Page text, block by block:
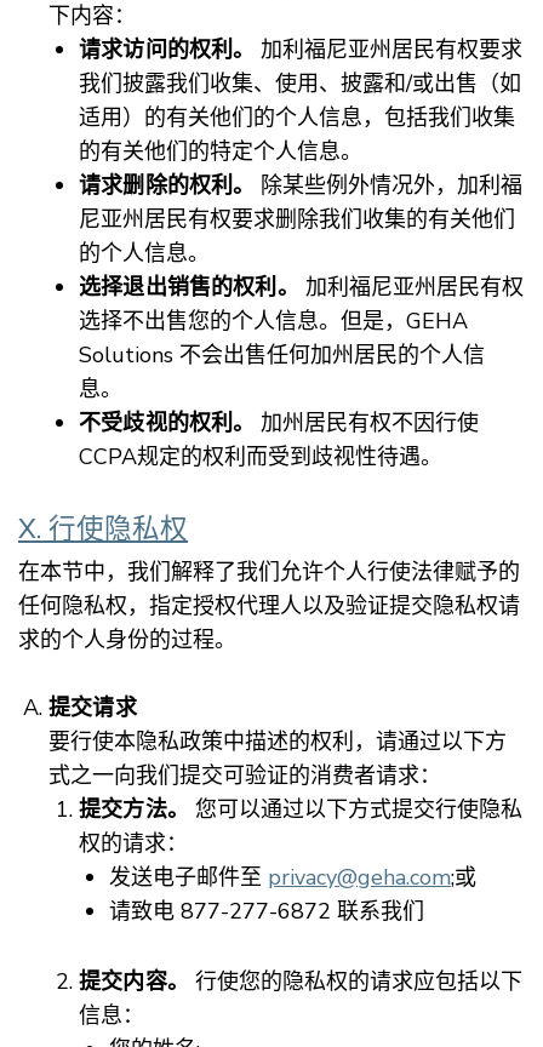
下内容：
请求访问的权利。
加利福尼亚州居民有权要求
我们披露我们收集、使用、披露和/或出售（如
适用）的有关他们的个人信息，包括我们收集
的有关他们的特定个人信息。
请求删除的权利。
除某些例外情况外，加利福
尼亚州居民有权要求删除我们收集的有关他们
的个人信息。
选择退出销售的权利。
加利福尼亚州居民有权
选择不出售您的个人信息。但是，GEHA
Solutions 不会出售任何加州居民的个人信
息。
不受歧视的权利。
加州居民有权不因行使
CCPA规定的权利而受到歧视性待遇。
X. 行使隐私权
在本节中，我们解释了我们允许个人行使法律赋予的
任何隐私权，指定授权代理人以及验证提交隐私权请
求的个人身份的过程。
提交请求
要行使本隐私政策中描述的权利，请通过以下方
式之一向我们提交可验证的消费者请求：
提交方法。
您可以通过以下方式提交行使隐私
权的请求：
发送电子邮件至 privacy@geha.com;或
请致电 877-277-6872 联系我们
提交内容。
行使您的隐私权的请求应包括以下
信息：